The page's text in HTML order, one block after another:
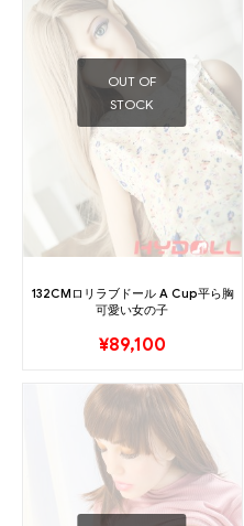
OUT OF
STOCK
132CMロリラブドール A Cup平ら胸
可愛い女の子
¥89,100